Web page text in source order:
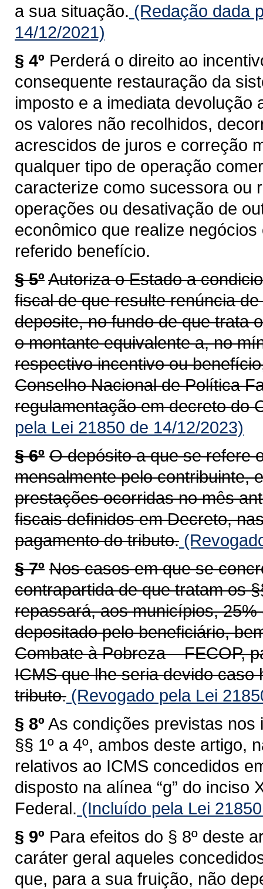
a sua situação. (Redação dada
14/12/2021)
§ 4º Perderá o direito ao
consequente restauração da
imposto e a imediata
os valores não recolhidos,
acrescidos de juros e correção
qualquer tipo de operação
caracterize como sucessora ou
operações ou desativação de
econômico que realize
referido benefício.
§ 5ºAutoriza o Estado a
fiscal de que resulte renúncia
deposite, no fundo de que trata
o montante equivalente a, no
respectivo incentivo ou
Conselho Nacional de Política
regulamentação em decreto do
pela Lei 21850 de 14/12/2023)
§ 6º O depósito a que se refere
mensalmente pelo contribuinte,
prestações ocorridas no mês
fiscais definidos em Decreto,
pagamento do tributo.
§ 7º Nos casos em que se
contrapartida de que tratam os
repassará, aos municípios,
depositado pelo beneficiário,
Combate à Pobreza – FECOP,
ICMS que lhe seria devido
tributo. (Revogado pela Lei
§ 8º As condições previstas
§§ 1º a 4º, ambos deste artigo,
relativos ao ICMS concedidos
disposto na alínea “g” do inciso
Federal. (Incluído pela Lei
§ 9º Para efeitos do § 8º deste
caráter geral aqueles
que, para a sua fruição, não